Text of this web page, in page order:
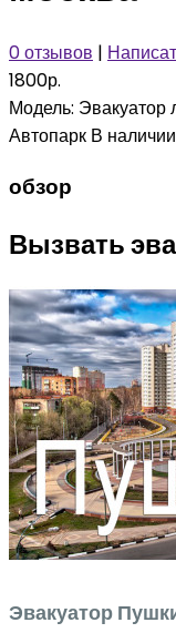
0 отзывов |
1800р.
Модель: Эвакуатор
Автопарк В наличии
обзор
Вызвать
Эвакуатор